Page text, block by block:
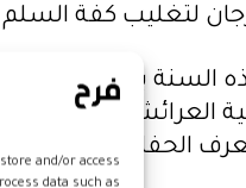
and/or access
data such as
لتغليب كفة
بشراكة مع
بالإضافة إلى
الحفل الافتتاحي